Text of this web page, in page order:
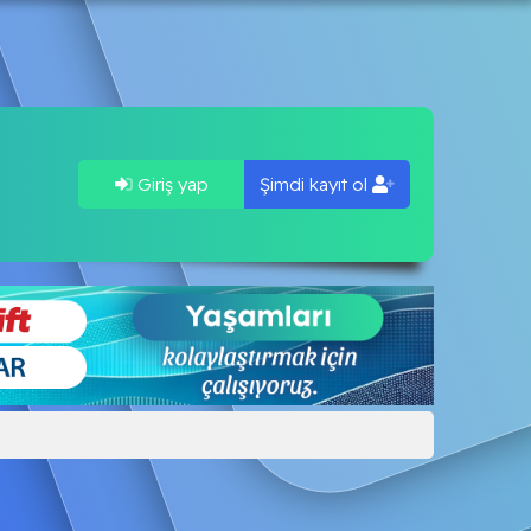
Giriş yap Şimdi kayıt ol